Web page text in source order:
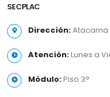
SECPLAC
Dirección:Atacama
Atención:Lunes a
Módulo:Piso 3°